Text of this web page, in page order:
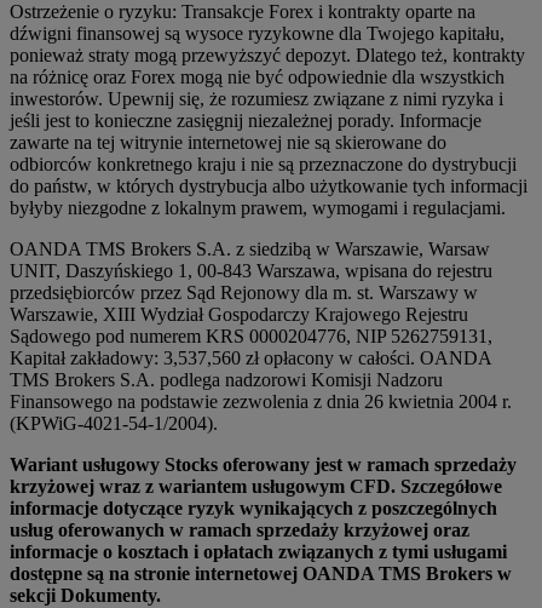
Ostrzeżenie o ryzyku: Transakcje Forex i kontrakty oparte na
dźwigni finansowej są wysoce ryzykowne dla Twojego kapitału,
ponieważ straty mogą przewyższyć depozyt. Dlatego też, kontrakty
na różnicę oraz Forex mogą nie być odpowiednie dla wszystkich
inwestorów. Upewnij się, że rozumiesz związane z nimi ryzyka i
jeśli jest to konieczne zasięgnij niezależnej porady. Informacje
zawarte na tej witrynie internetowej nie są skierowane do
odbiorców konkretnego kraju i nie są przeznaczone do dystrybucji
do państw, w których dystrybucja albo użytkowanie tych informacji
byłyby niezgodne z lokalnym prawem, wymogami i regulacjami.
OANDA TMS Brokers S.A. z siedzibą w Warszawie, Warsaw
UNIT, Daszyńskiego 1, 00-843 Warszawa, wpisana do rejestru
przedsiębiorców przez Sąd Rejonowy dla m. st. Warszawy w
Warszawie, XIII Wydział Gospodarczy Krajowego Rejestru
Sądowego pod numerem KRS 0000204776, NIP 5262759131,
Kapitał zakładowy: 3,537,560 zł opłacony w całości. OANDA
TMS Brokers S.A. podlega nadzorowi Komisji Nadzoru
Finansowego na podstawie zezwolenia z dnia 26 kwietnia 2004 r.
(KPWiG-4021-54-1/2004).
Wariant usługowy Stocks oferowany jest w ramach sprzedaży
krzyżowej wraz z wariantem usługowym CFD. Szczegółowe
informacje dotyczące ryzyk wynikających z poszczególnych
usług oferowanych w ramach sprzedaży krzyżowej oraz
informacje o kosztach i opłatach związanych z tymi usługami
dostępne są na stronie internetowej OANDA TMS Brokers w
sekcji Dokumenty.